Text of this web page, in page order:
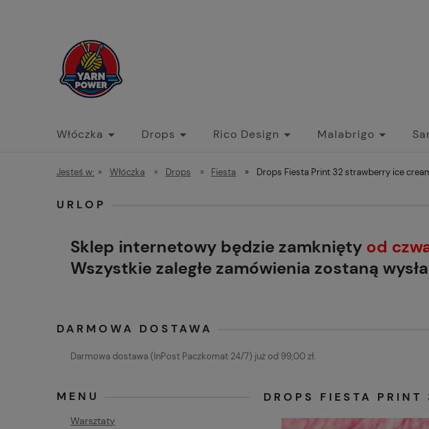
Włóczka Drops Rico Design Malabrigo
Jesteś w: » Włóczka » Drops » Fiesta » Drops Fiesta Print 32 strawberry ice
URLOP
Sklep internetowy będzie zamknięty od
Wszystkie zaległe zamówienia zostaną
DARMOWA DOSTAWA
Darmowa dostawa (InPost Paczkomat 24/7) już od 99,00 zł.
MENU
Warsztaty
DROPS FIESTA PRINT